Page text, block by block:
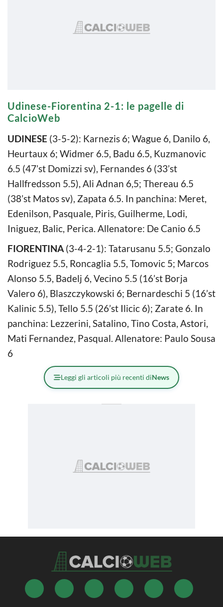
Udinese-Fiorentina 2-1: le pagelle di
CalcioWeb
UDINESE (3-5-2): Karnezis 6; Wague 6, Danilo 6,
Heurtaux 6; Widmer 6.5, Badu 6.5, Kuzmanovic
6.5 (47’st Domizzi sv), Fernandes 6 (33’st
Hallfredsson 5.5), Ali Adnan 6,5; Thereau 6.5
(38’st Matos sv), Zapata 6.5. In panchina: Meret,
Edenilson, Pasquale, Piris, Guilherme, Lodi,
Iniguez, Balic, Perica. Allenatore: De Canio 6.5
FIORENTINA (3-4-2-1): Tatarusanu 5.5; Gonzalo
Rodriguez 5.5, Roncaglia 5.5, Tomovic 5; Marcos
Alonso 5.5, Badelj 6, Vecino 5.5 (16’st Borja
Valero 6), Blaszczykowski 6; Bernardeschi 5 (16’st
Kalinic 5.5), Tello 5.5 (26’st Ilicic 6); Zarate 6. In
panchina: Lezzerini, Satalino, Tino Costa, Astori,
Mati Fernandez, Pasqual. Allenatore: Paulo Sousa
6
Leggi gli articoli più recenti diNews